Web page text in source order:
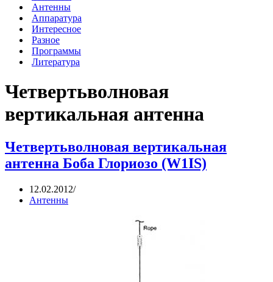
Антенны
Аппаратура
Интересное
Разное
Программы
Литература
Четвертьволновая
вертикальная антенна
Четвертьволновая вертикальная
антенна Боба Глориозо (W1IS)
12.02.2012
Антенны